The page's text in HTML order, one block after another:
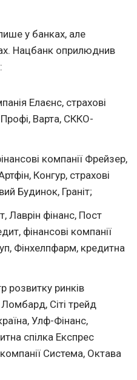
у банках, але
Нацбанк оприлюднив
Елаєнс, страхові
Варта, СККО-
компанії Фрейзер,
Конгур, страхові
Будинок, Граніт;
Лаврін фінанс, Пост
фінансові компанії
Фінхелпфарм, кредитна
розвитку ринків
Сіті трейд
Улф-Фінанс,
спілка Експрес
Система, Октава